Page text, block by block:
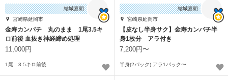
結城嘉朗
宮崎県延岡市
金寿カンパチ 丸のまま 1尾3.5キ
ロ前後 血抜き神経締め処理
11,000円
1尾 3.5キロ前後
結城嘉朗
宮崎県延岡市
【皮なし半身サク】金寿カンパチ半
身1枚分 アラ付き
7,200円〜
半身(2パック) アラ1パック〜